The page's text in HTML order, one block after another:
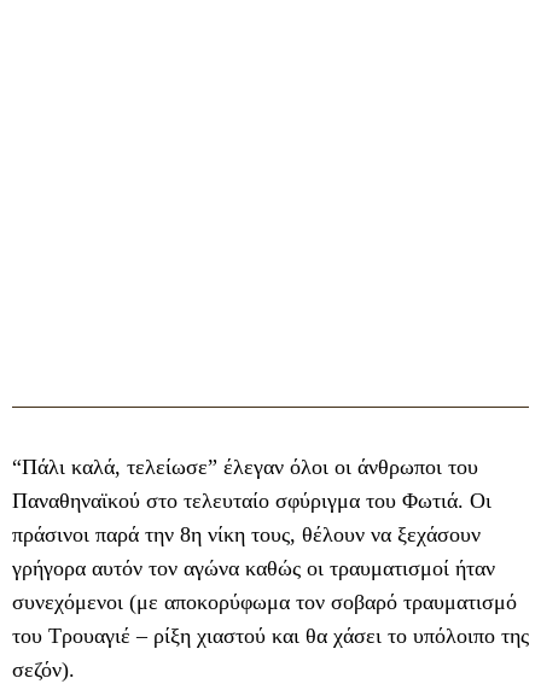
“Πάλι καλά, τελείωσε” έλεγαν όλοι οι άνθρωποι του
Παναθηναϊκού στο τελευταίο σφύριγμα του Φωτιά. Οι
πράσινοι παρά την 8η νίκη τους, θέλουν να ξεχάσουν
γρήγορα αυτόν τον αγώνα καθώς οι τραυματισμοί ήταν
συνεχόμενοι (με αποκορύφωμα τον σοβαρό τραυματισμό
του Τρουαγιέ – ρίξη χιαστού και θα χάσει το υπόλοιπο της
σεζόν).